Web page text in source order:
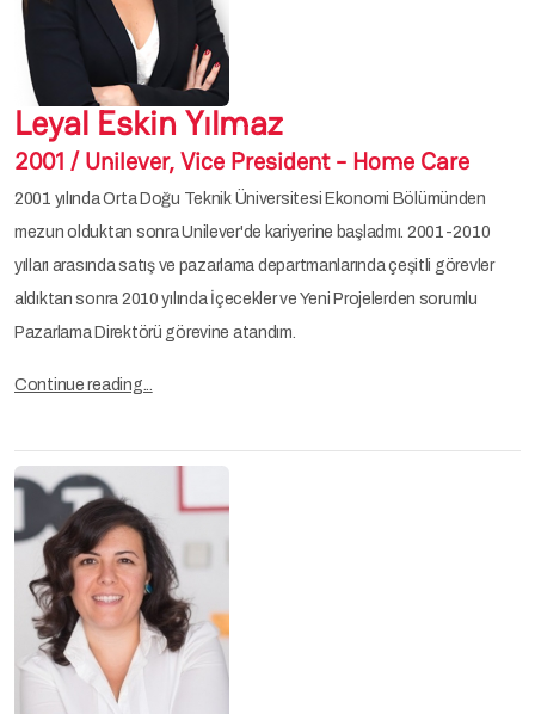
Leyal Eskin Yılmaz
2001 / Unilever, Vice President - Home Care
2001 yılında Orta Doğu Teknik Üniversitesi Ekonomi Bölümünden
mezun olduktan sonra Unilever'de kariyerine başladmı. 2001-2010
yılları arasında satış ve pazarlama departmanlarında çeşitli görevler
aldıktan sonra 2010 yılında İçecekler ve Yeni Projelerden sorumlu
Pazarlama Direktörü görevine atandım.
Continue reading...